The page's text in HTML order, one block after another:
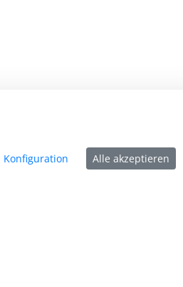
Kontakt
Konfiguration Alle akzeptieren